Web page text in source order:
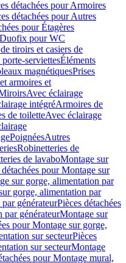
détachées pour Armoires
détachées pour Autres
pour Étagères
pour WC
tiroirs et casiers de
serviettesÉléments
magnétiquesPrises
armoires et
Avec éclairage
intégréArmoires de
de toiletteAvec éclairage
PoignéesAutres
Robinetteries de
de lavaboMontage sur
détachées pour Montage sur
sur gorge, alimentation par
gorge, alimentation par
générateurPièces détachées
par générateurMontage sur
pour Montage sur gorge,
sur secteurPièces
sur secteurMontage
pour Montage mural,